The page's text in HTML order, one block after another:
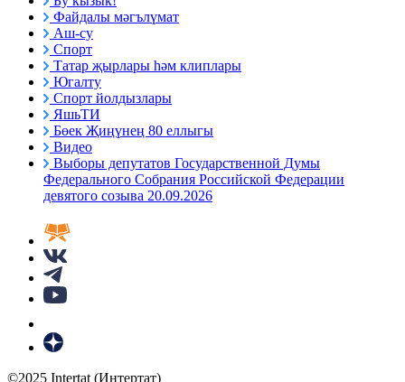
Файдалы мәгълүмат
Аш-су
Спорт
Татар җырлары һәм клиплары
Югалту
Спорт йолдызлары
ЯшьТИ
Бөек Җиңүнең 80 еллыгы
Видео
Выборы депутатов Государственной Думы
Федерального Собрания Российской Федерации
девятого созыва 20.09.2026
©2025 Intertat (Интертат)